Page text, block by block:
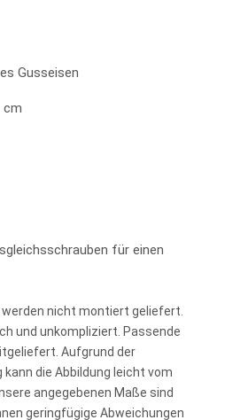
Gusseisen
cm
für einen
werden nicht montiert geliefert.
und unkompliziert. Passende
Aufgrund der
die Abbildung leicht vom
angegebenen Maße sind
geringfügige Abweichungen